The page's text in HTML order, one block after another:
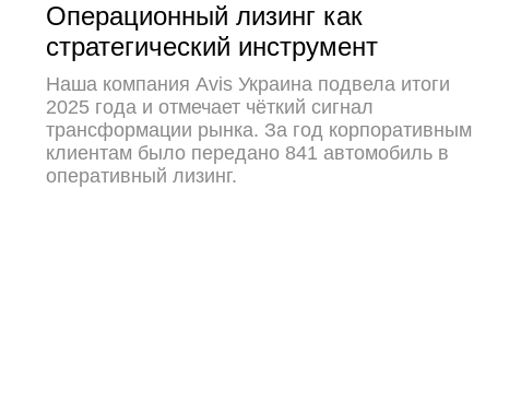
Операционный лизинг как
стратегический инструмент
Наша компания Avis Украина подвела итоги
2025 года и отмечает чёткий сигнал
трансформации рынка. За год корпоративным
клиентам было передано 841 автомобиль в
оперативный лизинг.